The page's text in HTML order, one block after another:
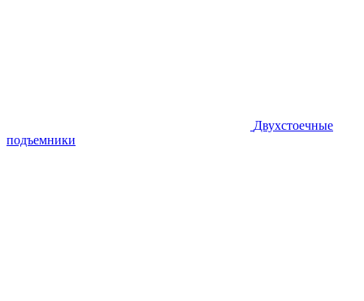
Двухстоечные
подъемники